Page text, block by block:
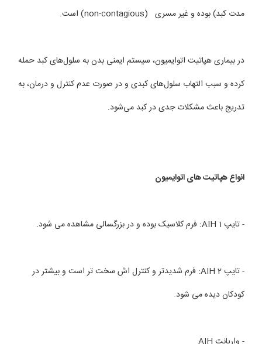
مدت كبد) بوده و غیر مسری (non-contagious) است.
در بیماری هپاتیت اتوایمیون، سیستم ایمنی بدن به سلول‌های كبد حمله
كرده و سبب التهاب سلول‌های كبدی و در صورت عدم کنترل و درمان، به
تدریج باعث مشكلات جدی در كبد می‌شود.
انواع هپاتیت های اتوایمیون
- تایپ 1 AIH: فرم کلاسیک بوده و در بزرگسالی مشاهده می شود.
- تایپ 2 AIH: فرم شدیدتر و کنترل اش سخت تر است و بیشتر در
کودکان دیده می شود.